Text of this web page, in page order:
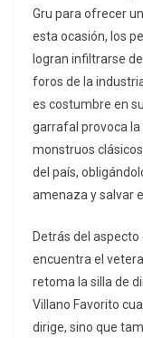
Gru para ofrecer
esta ocasión, los
logran infiltrarse
foros de la
es costumbre en
garrafal provoca
monstruos
del país,
amenaza y salvar
Detrás del
encuentra el
retoma la silla de
Villano Favorito
dirige, sino que